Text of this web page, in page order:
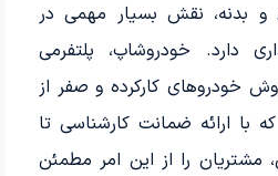
و بدنه، نقش بسیار مهمی در
دارد. خودروشاپ، پلتفرمی
خودروهای کارکرده و صفر از
است که با ارائه ضمانت کارشناسی تا
مشتریان را از این امر مطمئن